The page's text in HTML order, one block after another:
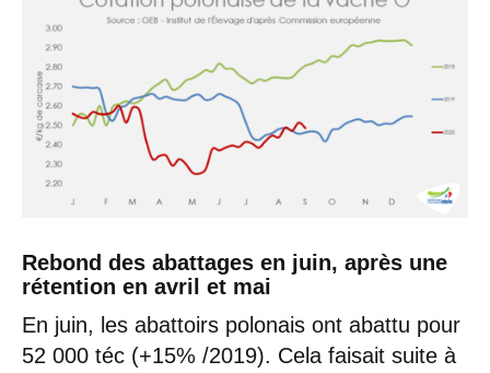
Rebond des abattages en juin, après une
rétention en avril et mai
En juin, les abattoirs polonais ont abattu pour
52 000 téc (+15% /2019). Cela faisait suite à